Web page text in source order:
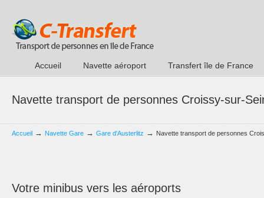
Accueil Navette aéroport Transfert île de France
Navette transport de personnes Croissy-sur-
Accueil → Navette Gare → Gare d'Austerlitz → Navette transport de personnes
Votre minibus vers les aéroports